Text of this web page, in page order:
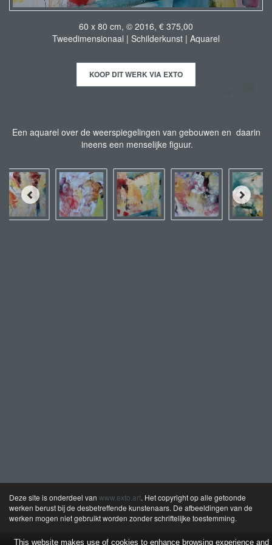
60 x 80 cm, © 2016, € 375,00
Tweedimensionaal | Schilderkunst | Aquarel
KOOP DIT WERK VIA EXTO
Een aquarel over de weerspiegelingen van gebouwen en daarin
ineens een menselijke figuur.
Deze site is onderdeel van www.exto.art. Het copyright op alle getoonde
werken berust bij de desbetreffende kunstenaars. De afbeeldingen van de
werken mogen niet gebruikt worden zonder schriftelijke toestemming.
This website makes use of cookies to enhance browsing experience and